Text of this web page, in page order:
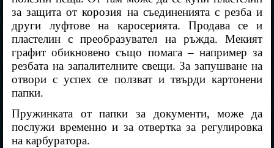
за защита от корозия на съединенията с резба и
други луфтове на каросерията. Продава се и
пластелин с преобразувател на ръжда. Мекият
графит обикновено също помага – например за
резбата на запалителните свещи. За запушване на
отвори с успех се ползват и твърди картонени
папки.
Пружинката от папки за документи, може да
послужи временно и за отвертка за регулировка
на карбуратора.